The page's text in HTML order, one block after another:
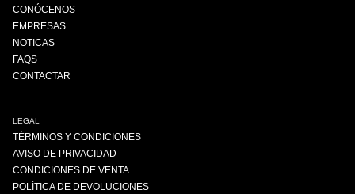
CONÓCENOS
EMPRESAS
NOTICAS
FAQS
CONTACTAR
LEGAL
TÉRMINOS Y CONDICIONES
AVISO DE PRIVACIDAD
CONDICIONES DE VENTA
POLÍTICA DE DEVOLUCIONES